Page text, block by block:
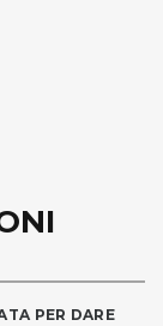
PER DARE